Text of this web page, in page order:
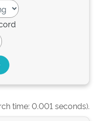
time: 0.001 seconds).